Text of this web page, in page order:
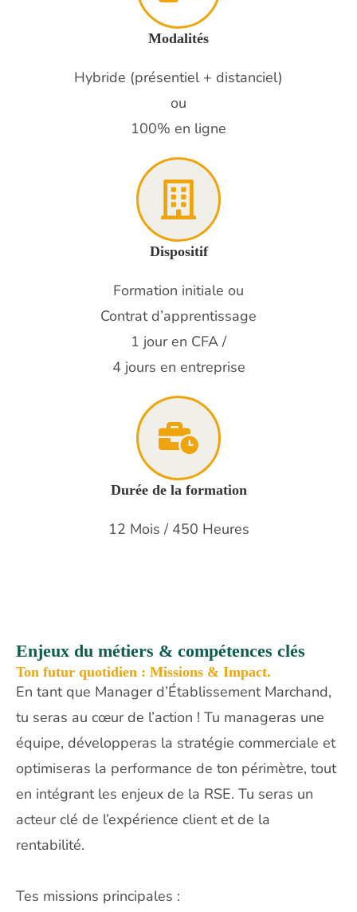
Modalités
Hybride (présentiel + distanciel)
ou
100% en ligne
Dispositif
Formation initiale ou
Contrat d’apprentissage
1 jour en CFA /
4 jours en entreprise
Durée de la formation
12 Mois / 450 Heures
Enjeux du métiers & compétences clés
Ton futur quotidien : Missions & Impact.
En tant que Manager d’Établissement Marchand,
tu seras au cœur de l’action ! Tu manageras une
équipe, développeras la stratégie commerciale et
optimiseras la performance de ton périmètre, tout
en intégrant les enjeux de la RSE. Tu seras un
acteur clé de l’expérience client et de la
rentabilité.
Tes missions principales :